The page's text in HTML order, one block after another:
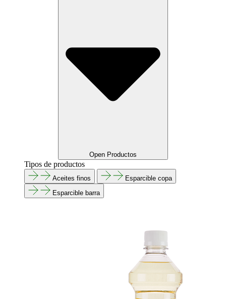
Open Productos
Tipos de productos
Aceites finos
Esparcible copa
Esparcible barra